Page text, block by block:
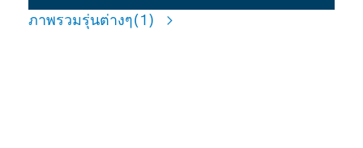
ภาพรวมรุ่นต่างๆ(1)